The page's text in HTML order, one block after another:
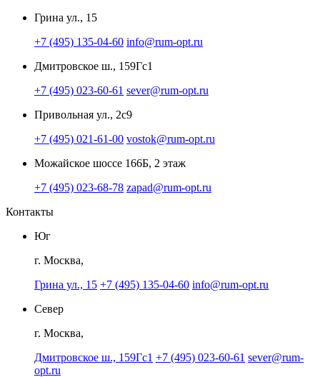
Грина ул., 15
+7 (495) 135-04-60 info@rum-opt.ru
Дмитровское ш., 159Гс1
+7 (495) 023-60-61 sever@rum-opt.ru
Привольная ул., 2с9
+7 (495) 021-61-00 vostok@rum-opt.ru
Можайское шоссе 166Б, 2 этаж
+7 (495) 023-68-78 zapad@rum-opt.ru
Контакты
Юг
г. Москва,
Грина ул., 15 +7 (495) 135-04-60 info@rum-opt.ru
Север
г. Москва,
Дмитровское ш., 159Гс1 +7 (495) 023-60-61 sever@rum-
opt.ru